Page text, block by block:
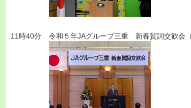
11時40分 令和５年JAグループ三重 新春賀詞交歓会